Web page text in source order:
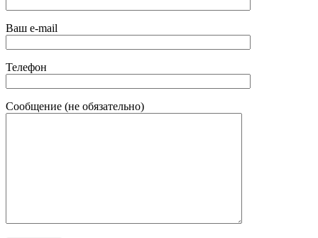
Ваш e-mail
Телефон
Сообщение (не обязательно)